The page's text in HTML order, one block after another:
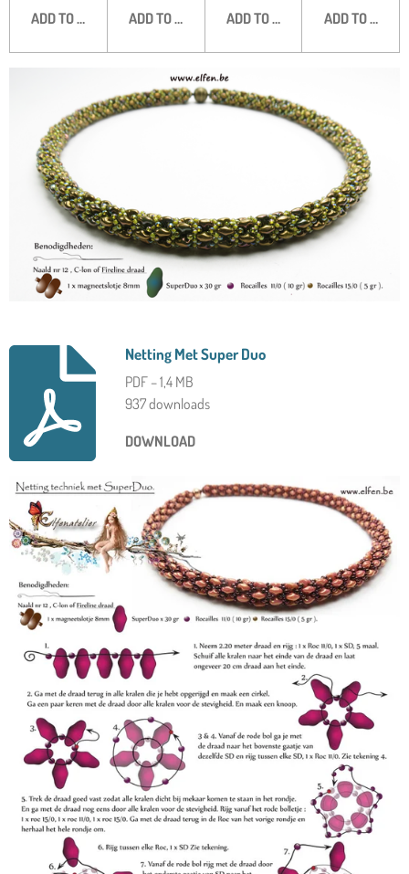
ADD TO CART ADD TO CART ADD TO CART ADD TO CART
Netting Met Super Duo
PDF – 1,4 MB
937 downloads
DOWNLOAD